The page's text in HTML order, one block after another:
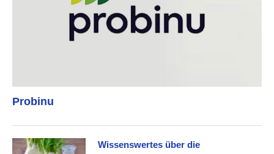
Probinu
Wissenswertes über die